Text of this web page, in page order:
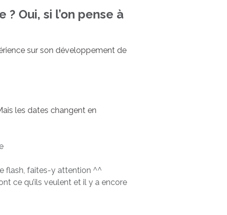
Oui, si l’on pense à
sur son développement de
les dates changent en
flash, faites-y attention ^^
ce qu’ils veulent et il y a encore